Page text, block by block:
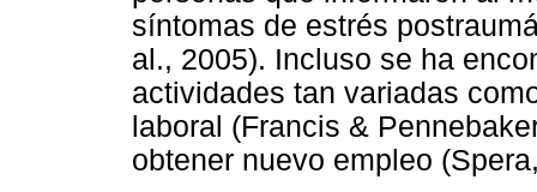
síntomas de estrés
al., 2005). Incluso se ha
actividades tan variadas
laboral (Francis &
obtener nuevo empleo